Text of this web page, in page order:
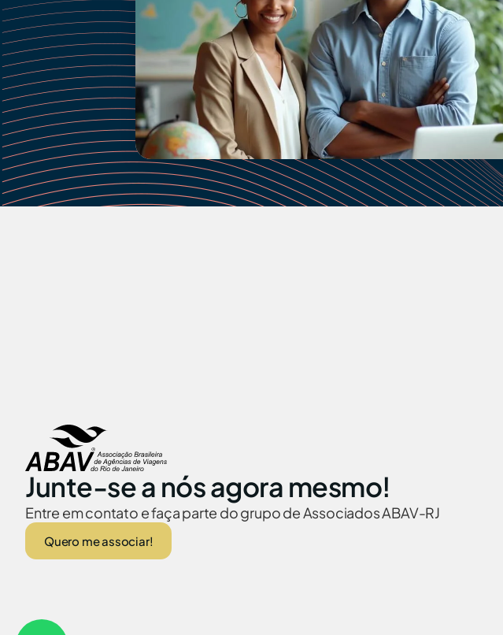
Junte-se a nós agora mesmo!
Entre em contato e faça parte do grupo de Associados ABAV-RJ
Quero me associar!